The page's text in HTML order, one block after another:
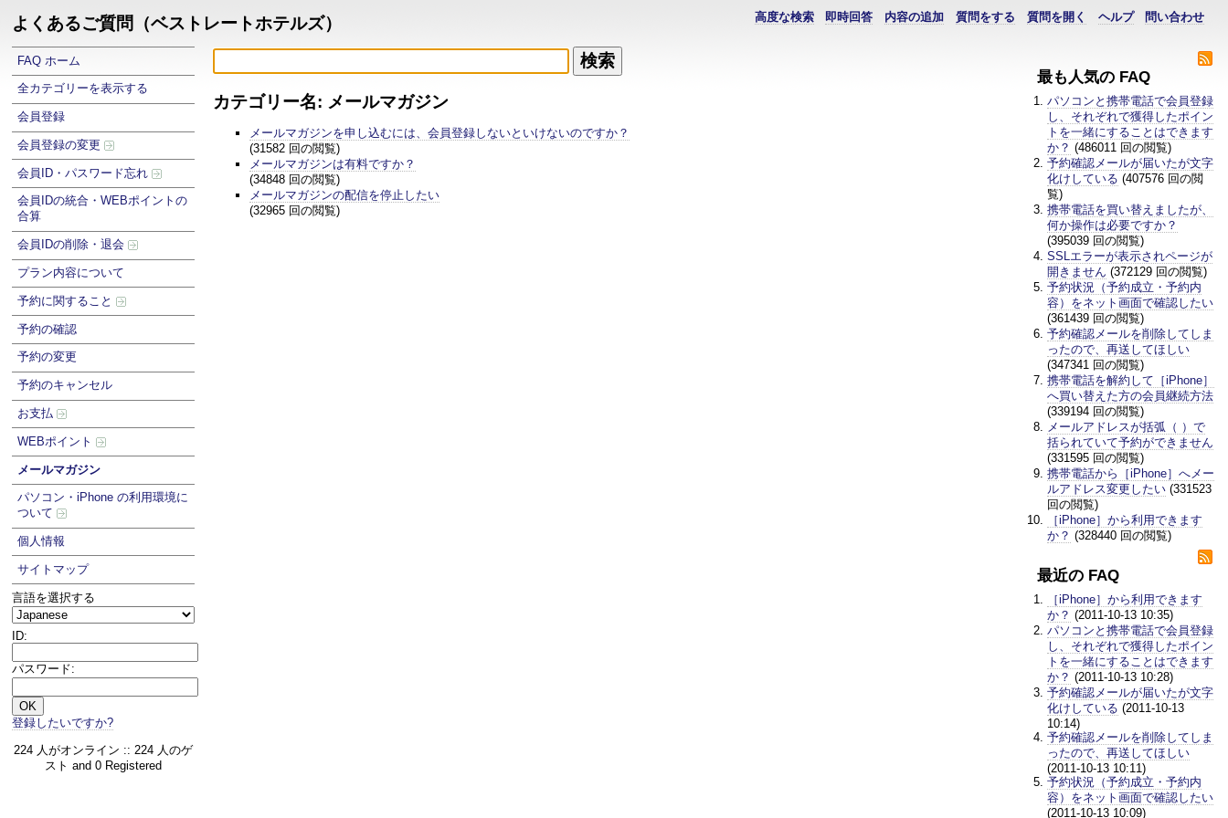
よくあるご質問（ベストレートホテルズ） 問い合わせ
ヘルプ
質問を開く
質問をする
内容の追加
即時回答
高度な検索
FAQ ホーム
全カテゴリーを表示する
会員登録
会員登録の変更
会員ID・パスワード忘れ
会員IDの統合・WEBポイントの
合算
会員IDの削除・退会
プラン内容について
予約に関すること
予約の確認
予約の変更
予約のキャンセル
お支払
WEBポイント
メールマガジン
パソコン・iPhone の利用環境に
ついて
個人情報
サイトマップ
言語を選択する
ID:
パスワード:
登録したいですか?
224 人がオンライン :: 224 人のゲ
スト and 0 Registered
最も人気の FAQ
パソコンと携帯電話で会員登録
し、それぞれで獲得したポイン
トを一緒にすることはできます
か？ (486011 回の閲覧)
予約確認メールが届いたが文字
化けしている (407576 回の閲
覧)
携帯電話を買い替えましたが、
何か操作は必要ですか？
(395039 回の閲覧)
SSLエラーが表示されページが
開きません (372129 回の閲覧)
予約状況（予約成立・予約内
容）をネット画面で確認したい
(361439 回の閲覧)
予約確認メールを削除してしま
ったので、再送してほしい
(347341 回の閲覧)
携帯電話を解約して［iPhone］
へ買い替えた方の会員継続方法
(339194 回の閲覧)
メールアドレスが括弧（ ）で
括られていて予約ができません
(331595 回の閲覧)
携帯電話から［iPhone］へメー
ルアドレス変更したい (331523
回の閲覧)
［iPhone］から利用できます
か？ (328440 回の閲覧)
最近の FAQ
［iPhone］から利用できます
か？ (2011-10-13 10:35)
パソコンと携帯電話で会員登録
し、それぞれで獲得したポイン
トを一緒にすることはできます
か？ (2011-10-13 10:28)
予約確認メールが届いたが文字
化けしている (2011-10-13
10:14)
予約確認メールを削除してしま
ったので、再送してほしい
(2011-10-13 10:11)
予約状況（予約成立・予約内
容）をネット画面で確認したい
(2011-10-13 10:09)
カテゴリー名: メールマガジン
メールマガジンを申し込むには、会員登録しないといけないのですか？
(31582 回の閲覧)
メールマガジンは有料ですか？
(34848 回の閲覧)
メールマガジンの配信を停止したい
(32965 回の閲覧)